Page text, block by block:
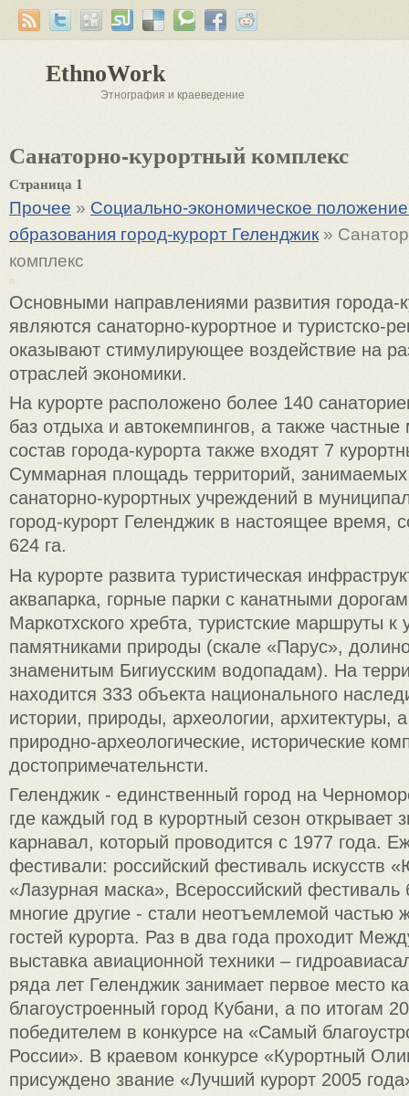
EthnoWork
Этнография и краеведение
Санаторно-курортный комплекс
Страница 1
Прочее » Социально-экономическое
образования город-курорт Геленджик »
комплекс
Основными направлениями развития города-
являются санаторно-курортное и туристско-
оказывают стимулирующее воздействие на
отраслей экономики.
На курорте расположено более 140
баз отдыха и автокемпингов, а также
состав города-курорта также входят 7
Суммарная площадь территорий,
санаторно-курортных учреждений в
город-курорт Геленджик в настоящее время,
624 га.
На курорте развита туристическая
аквапарка, горные парки с канатными
Маркотхского хребта, туристские маршруты к
памятниками природы (скале «Парус»,
знаменитым Бигиусским водопадам). На
находится 333 объекта национального
истории, природы, археологии, архитектуры,
природно-археологические, исторические
достопримечательнсти.
Геленджик - единственный город на
где каждый год в курортный сезон открывает
карнавал, который проводится с 1977 года.
фестивали: российский фестиваль искусств
«Лазурная маска», Всероссийский фестиваль
многие другие - стали неотъемлемой частью
гостей курорта. Раз в два года проходит
выставка авиационной техники –
ряда лет Геленджик занимает первое место
благоустроенный город Кубани, а по итогам
победителем в конкурсе на «Самый
России». В краевом конкурсе «Курортный
присуждено звание «Лучший курорт 2005